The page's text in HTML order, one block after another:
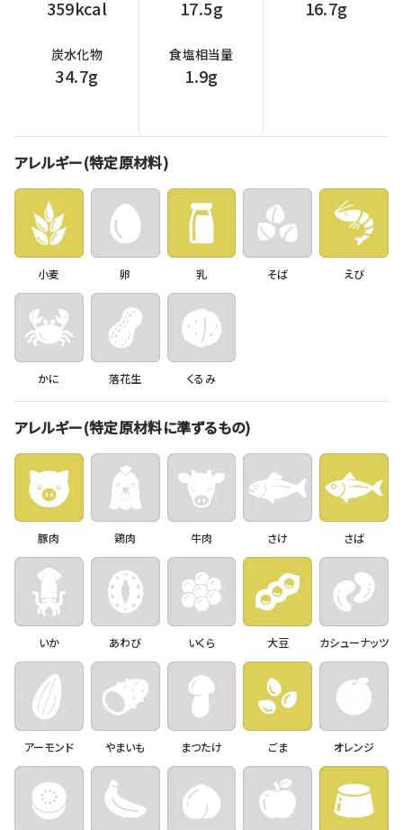
359kcal 17.5g 16.7g
炭水化物
34.7g
食塩相当量
1.9g
アレルギー(特定原材料)
小麦 卵 乳 そば えび
かに 落花生 くるみ
アレルギー(特定原材料に準ずるもの)
豚肉 鶏肉 牛肉 さけ さば
いか あわび いくら 大豆 カシューナッツ
アーモンド やまいも まつたけ ごま オレンジ